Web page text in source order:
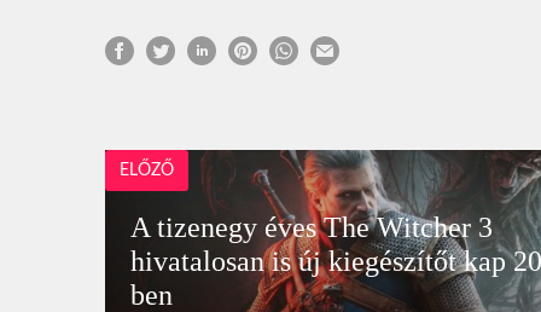
ELŐZŐ
A tizenegy éves The Witcher 3
hivatalosan is új kiegészítőt kap
ben